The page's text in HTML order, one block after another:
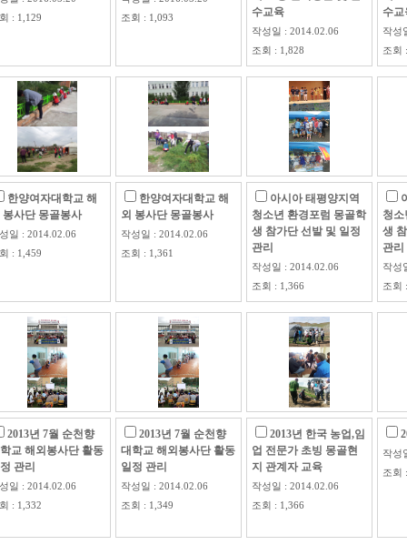
: 1,129
조회 : 1,093
수교육
작성일 : 2014.02.06
조회 : 1,828
수교
작성
조회
한양여자대학교 해
봉사단 몽골봉사
일 : 2014.02.06
: 1,459
한양여자대학교 해
외 봉사단 몽골봉사
작성일 : 2014.02.06
조회 : 1,361
아시아 태평양지역
청소년 환경포럼 몽골학
생 참가단 선발 및 일정
관리
작성일 : 2014.02.06
조회 : 1,366
청
생
관리
작성
조회
2013년 7월 순천향
교 해외봉사단 활동
관리
일 : 2014.02.06
: 1,332
2013년 7월 순천향
대학교 해외봉사단 활동
일정 관리
작성일 : 2014.02.06
조회 : 1,349
2013년 한국 농업,임
업 전문가 초빙 몽골현
지 관계자 교육
작성일 : 2014.02.06
조회 : 1,366
작성
조회